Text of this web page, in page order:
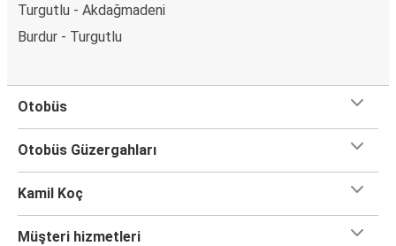
Turgutlu - Akdağmadeni
Burdur - Turgutlu
Otobüs
Otobüs Güzergahları
Kamil Koç
Müşteri hizmetleri